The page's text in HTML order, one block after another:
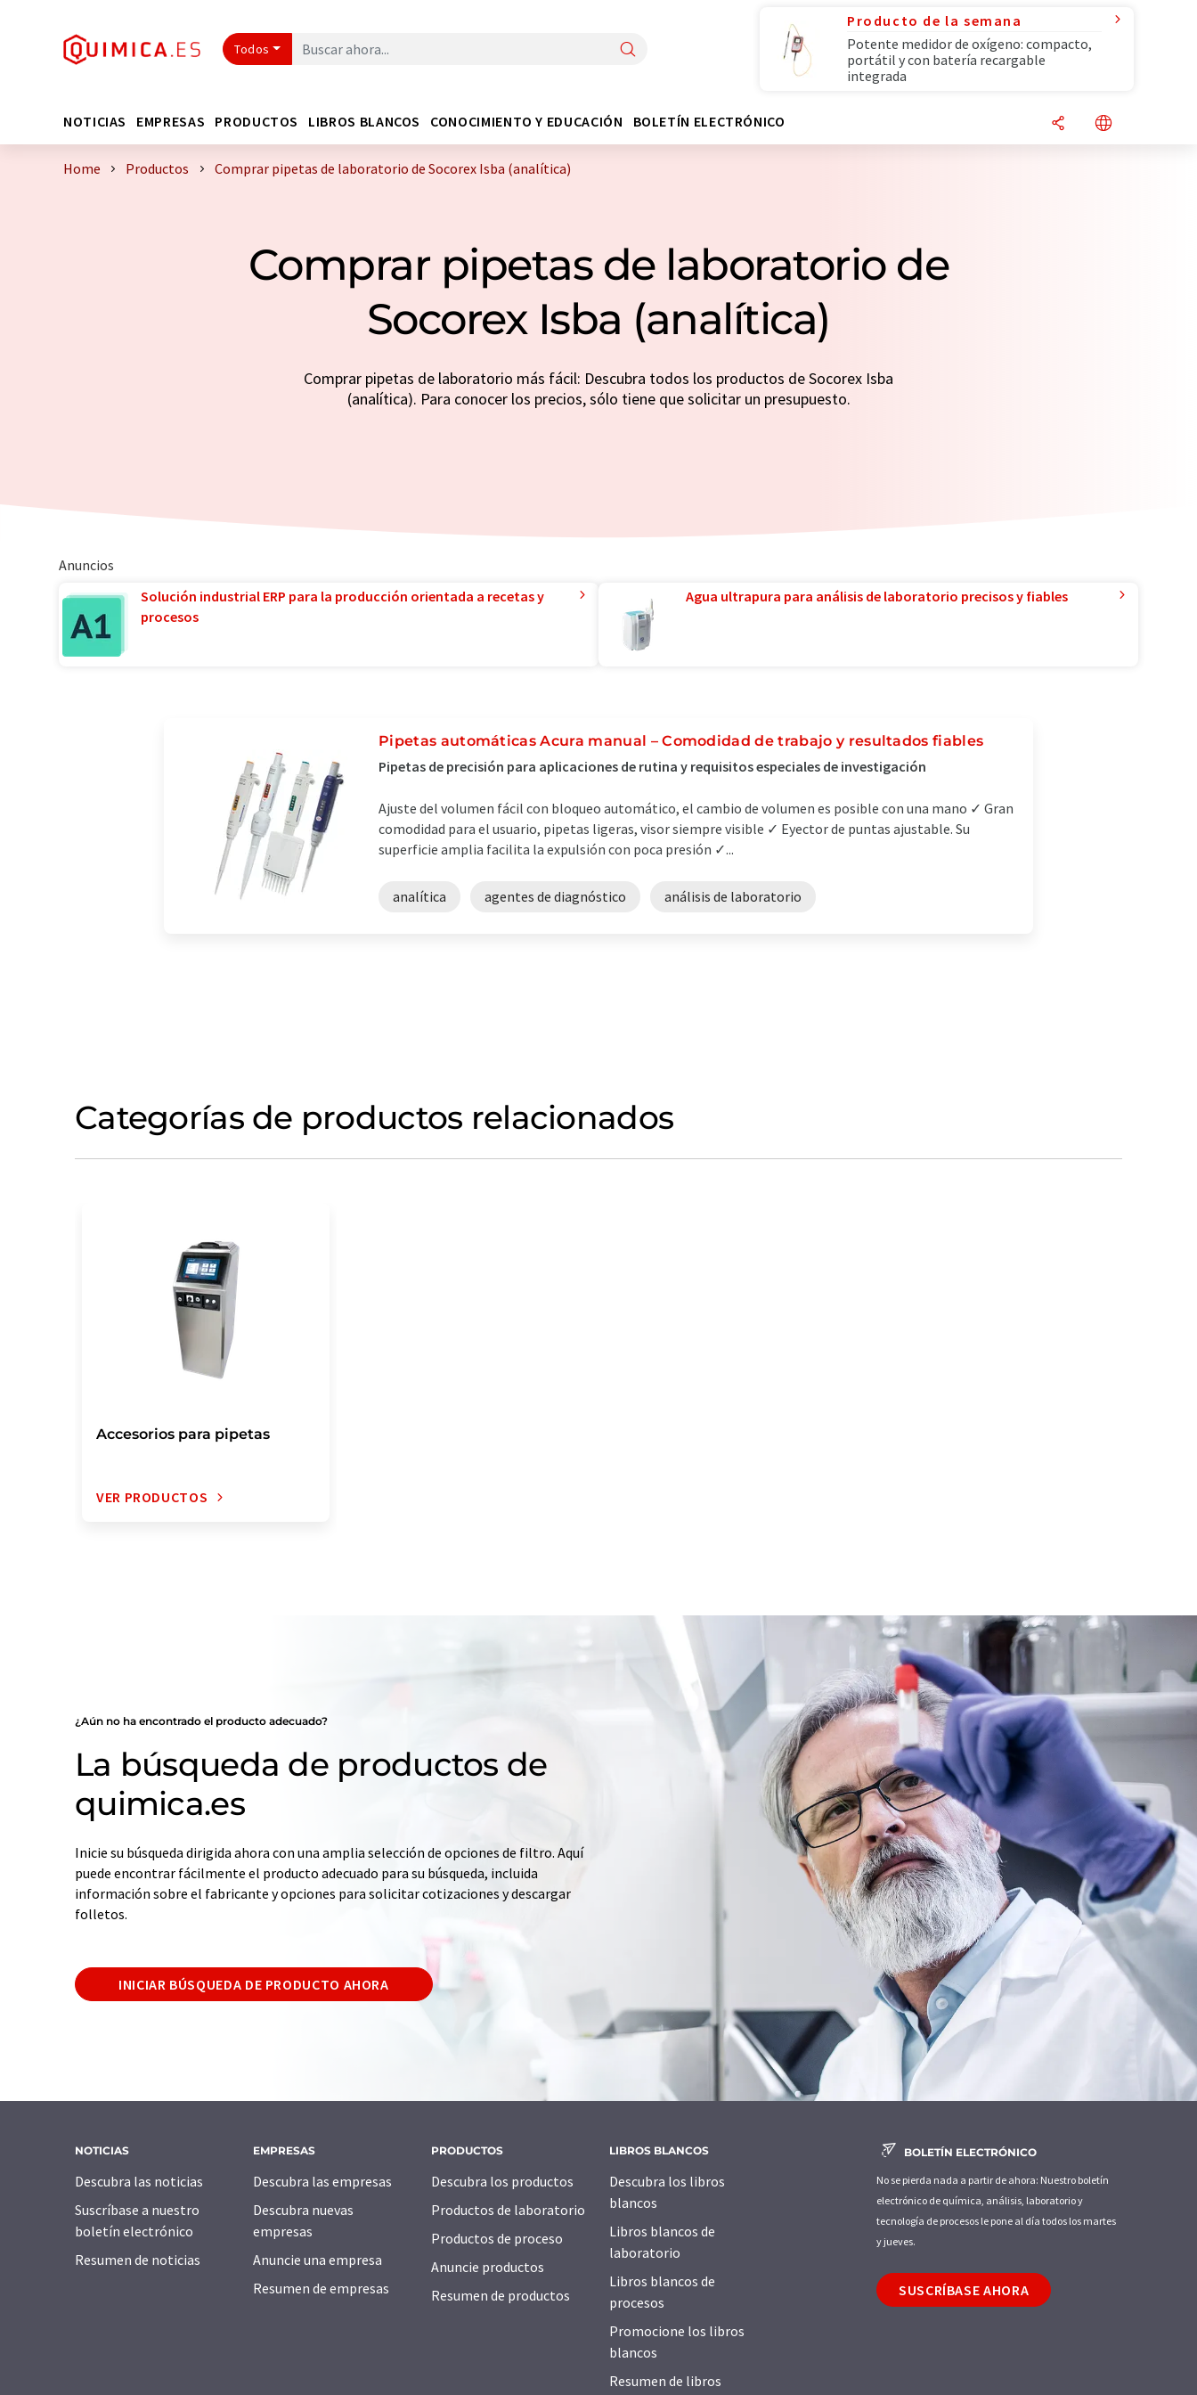
Todos
Producto de la semana
Potente medidor de oxígeno: compacto,
portátil y con batería recargable
integrada
NOTICIAS EMPRESAS PRODUCTOS LIBROS BLANCOS CONOCIMIENTO Y EDUCACIÓN BOLETÍN ELECTRÓNICO
Home Productos Comprar pipetas de laboratorio de Socorex Isba (analítica)
Comprar pipetas de laboratorio de
Socorex Isba (analítica)
Comprar pipetas de laboratorio más fácil: Descubra todos los productos de Socorex Isba
(analítica). Para conocer los precios, sólo tiene que solicitar un presupuesto.
Anuncios
Solución industrial ERP para la producción orientada a recetas y
procesos
Agua ultrapura para análisis de laboratorio precisos y fiables
Pipetas automáticas Acura manual – Comodidad de trabajo y resultados fiables
Pipetas de precisión para aplicaciones de rutina y requisitos especiales de investigación
Ajuste del volumen fácil con bloqueo automático, el cambio de volumen es posible con una mano ✓ Gran
comodidad para el usuario, pipetas ligeras, visor siempre visible ✓ Eyector de puntas ajustable. Su
superficie amplia facilita la expulsión con poca presión ✓...
analítica agentes de diagnóstico análisis de laboratorio
Categorías de productos relacionados
Accesorios para pipetas
VER PRODUCTOS
¿Aún no ha encontrado el producto adecuado?
La búsqueda de productos de
quimica.es
Inicie su búsqueda dirigida ahora con una amplia selección de opciones de filtro. Aquí
puede encontrar fácilmente el producto adecuado para su búsqueda, incluida
información sobre el fabricante y opciones para solicitar cotizaciones y descargar
folletos.
INICIAR BÚSQUEDA DE PRODUCTO AHORA
NOTICIAS
Descubra las noticias
Suscríbase a nuestro
boletín electrónico
Resumen de noticias
EMPRESAS
Descubra las empresas
Descubra nuevas
empresas
Anuncie una empresa
Resumen de empresas
PRODUCTOS
Descubra los productos
Productos de laboratorio
Productos de proceso
Anuncie productos
Resumen de productos
LIBROS BLANCOS
Descubra los libros
blancos
Libros blancos de
laboratorio
Libros blancos de
procesos
Promocione los libros
blancos
Resumen de libros
BOLETÍN ELECTRÓNICO
No se pierda nada a partir de ahora: Nuestro boletín
electrónico de química, análisis, laboratorio y
tecnología de procesos le pone al día todos los martes
y jueves.
SUSCRÍBASE AHORA